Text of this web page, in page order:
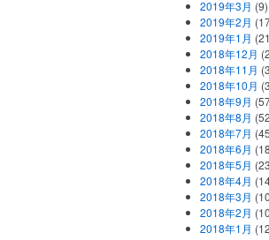
2019年3月 (9)
2019年2月
2019年1月
2018年12月
2018年11月
2018年10月
2018年9月
2018年8月
2018年7月
2018年6月
2018年5月
2018年4月
2018年3月
2018年2月
2018年1月